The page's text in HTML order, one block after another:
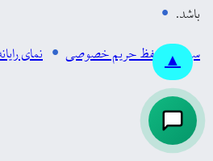
▲
باشد.
سیاست حفظ حریم خصوصی
نمای